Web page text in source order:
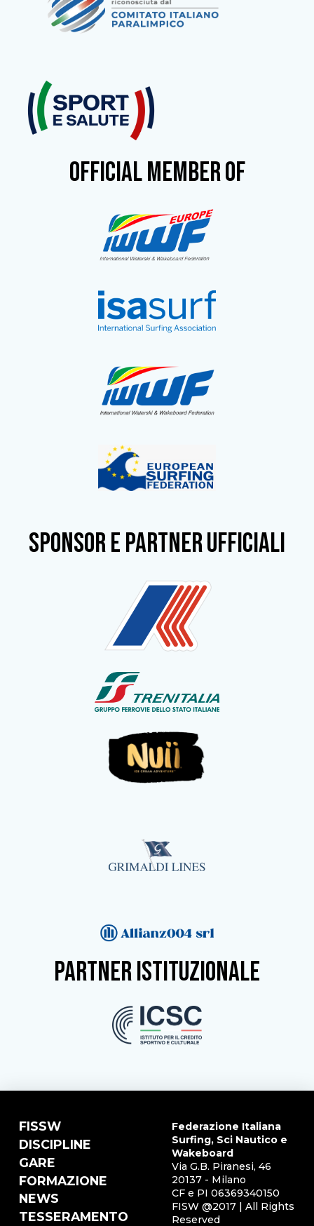
OFFICIAL MEMBER OF
SPONSOR e partner ufficiali
partner istituzionale
FISSW
DISCIPLINE
GARE
FORMAZIONE
NEWS
TESSERAMENTO
Federazione Italiana
Surfing, Sci Nautico e
Wakeboard
Via G.B. Piranesi, 46
20137 - Milano
CF e PI 06369340150
FISW @2017 | All Rights
Reserved